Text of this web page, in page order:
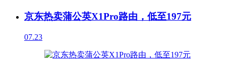
京东热卖蒲公英X1Pro路由，低至197元
07.23